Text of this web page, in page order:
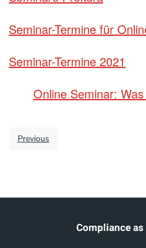
Seminar-Termine für
Seminar-Termine 2021
Online Seminar:
Previous
Compliance as